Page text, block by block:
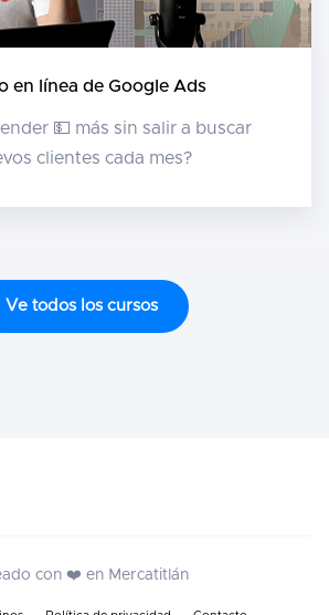
en línea de Google Ads
💵 más sin salir a buscar
clientes cada mes?
Ve todos los cursos
con ❤️ en Mercatitlán